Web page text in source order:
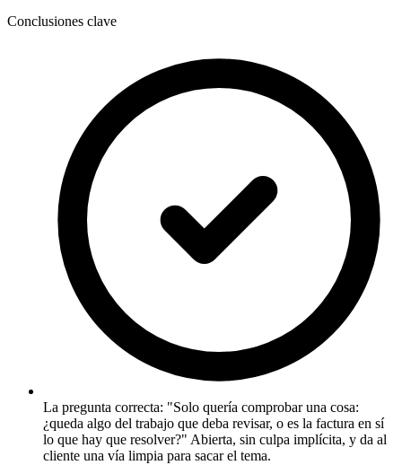
Conclusiones clave
La pregunta correcta: "Solo quería comprobar una cosa:
¿queda algo del trabajo que deba revisar, o es la factura en sí
lo que hay que resolver?" Abierta, sin culpa implícita, y da al
cliente una vía limpia para sacar el tema.